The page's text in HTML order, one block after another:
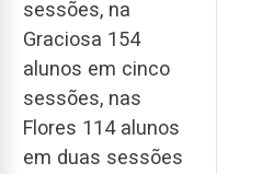
sessões, na
Graciosa 154
alunos em cinco
sessões, nas
Flores 114 alunos
em duas sessões